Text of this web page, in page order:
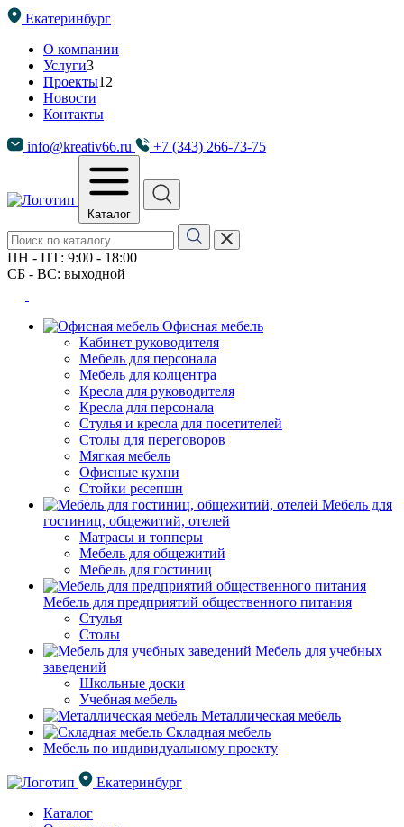
Екатеринбург
О компании
Услуги3
Проекты12
Новости
Контакты
info@kreativ66.ru +7 (343) 266-73-75
Каталог
ПН - ПТ: 9:00 - 18:00
СБ - ВС: выходной
Офисная мебель
Кабинет руководителя
Мебель для персонала
Мебель для колцентра
Кресла для руководителя
Кресла для персонала
Стулья и кресла для посетителей
Столы для переговоров
Мягкая мебель
Офисные кухни
Стойки ресепшн
Мебель для
гостиниц, общежитий, отелей
Матрасы и топперы
Мебель для общежитий
Мебель для гостиниц
Мебель для предприятий общественного питания
Стулья
Столы
Мебель для учебных
заведений
Школьные доски
Учебная мебель
Металлическая мебель
Складная мебель
Мебель по индивидуальному проекту
Екатеринбург
Каталог